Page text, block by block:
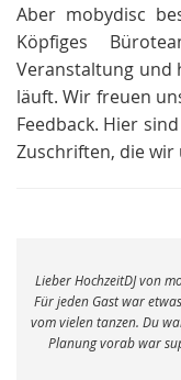
Aber mobydisc
Köpfiges
Veranstaltung und
läuft. Wir freuen
Feedback. Hier
Zuschriften, die wir
Lieber HochzeitDJ von
Für jeden Gast war
vom vielen tanzen. Du
Planung vorab war